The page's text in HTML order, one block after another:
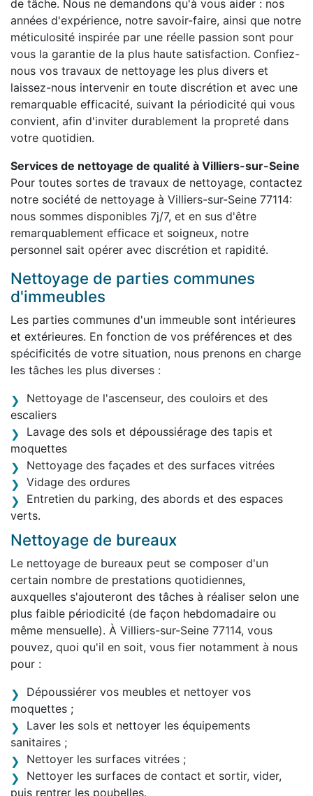
de tâche. Nous ne demandons qu'à vous aider : nos
années d'expérience, notre savoir-faire, ainsi que notre
méticulosité inspirée par une réelle passion sont pour
vous la garantie de la plus haute satisfaction. Confiez-
nous vos travaux de nettoyage les plus divers et
laissez-nous intervenir en toute discrétion et avec une
remarquable efficacité, suivant la périodicité qui vous
convient, afin d'inviter durablement la propreté dans
votre quotidien.
Services de nettoyage de qualité à Villiers-sur-Seine
Pour toutes sortes de travaux de nettoyage, contactez
notre société de nettoyage à Villiers-sur-Seine 77114:
nous sommes disponibles 7j/7, et en sus d'être
remarquablement efficace et soigneux, notre
personnel sait opérer avec discrétion et rapidité.
Nettoyage de parties communes
d'immeubles
Les parties communes d'un immeuble sont intérieures
et extérieures. En fonction de vos préférences et des
spécificités de votre situation, nous prenons en charge
les tâches les plus diverses :
Nettoyage de l'ascenseur, des couloirs et des
escaliers
Lavage des sols et dépoussiérage des tapis et
moquettes
Nettoyage des façades et des surfaces vitrées
Vidage des ordures
Entretien du parking, des abords et des espaces
verts.
Nettoyage de bureaux
Le nettoyage de bureaux peut se composer d'un
certain nombre de prestations quotidiennes,
auxquelles s'ajouteront des tâches à réaliser selon une
plus faible périodicité (de façon hebdomadaire ou
même mensuelle). À Villiers-sur-Seine 77114, vous
pouvez, quoi qu'il en soit, vous fier notamment à nous
pour :
Dépoussiérer vos meubles et nettoyer vos
moquettes ;
Laver les sols et nettoyer les équipements
sanitaires ;
Nettoyer les surfaces vitrées ;
Nettoyer les surfaces de contact et sortir, vider,
puis rentrer les poubelles.